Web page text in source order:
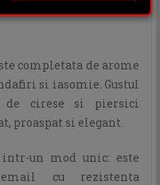
ce reflecta bucuria de
completata de arome
si iasomie. Gustul
de cirese si piersici
proaspat si elegant.
un mod unic: este
cu rezistenta